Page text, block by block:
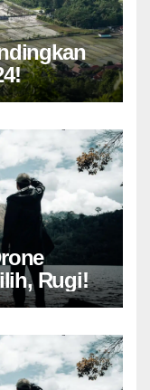
Rugi!